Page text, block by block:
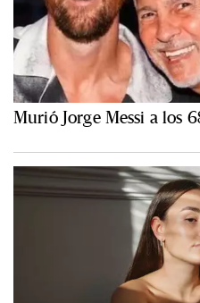
Murió Jorge Messi a los